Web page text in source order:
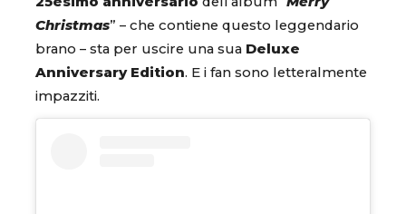
Christmas” – che contiene questo leggendario
brano – sta per uscire una sua Deluxe
Anniversary Edition. E i fan sono letteralmente
impazziti.